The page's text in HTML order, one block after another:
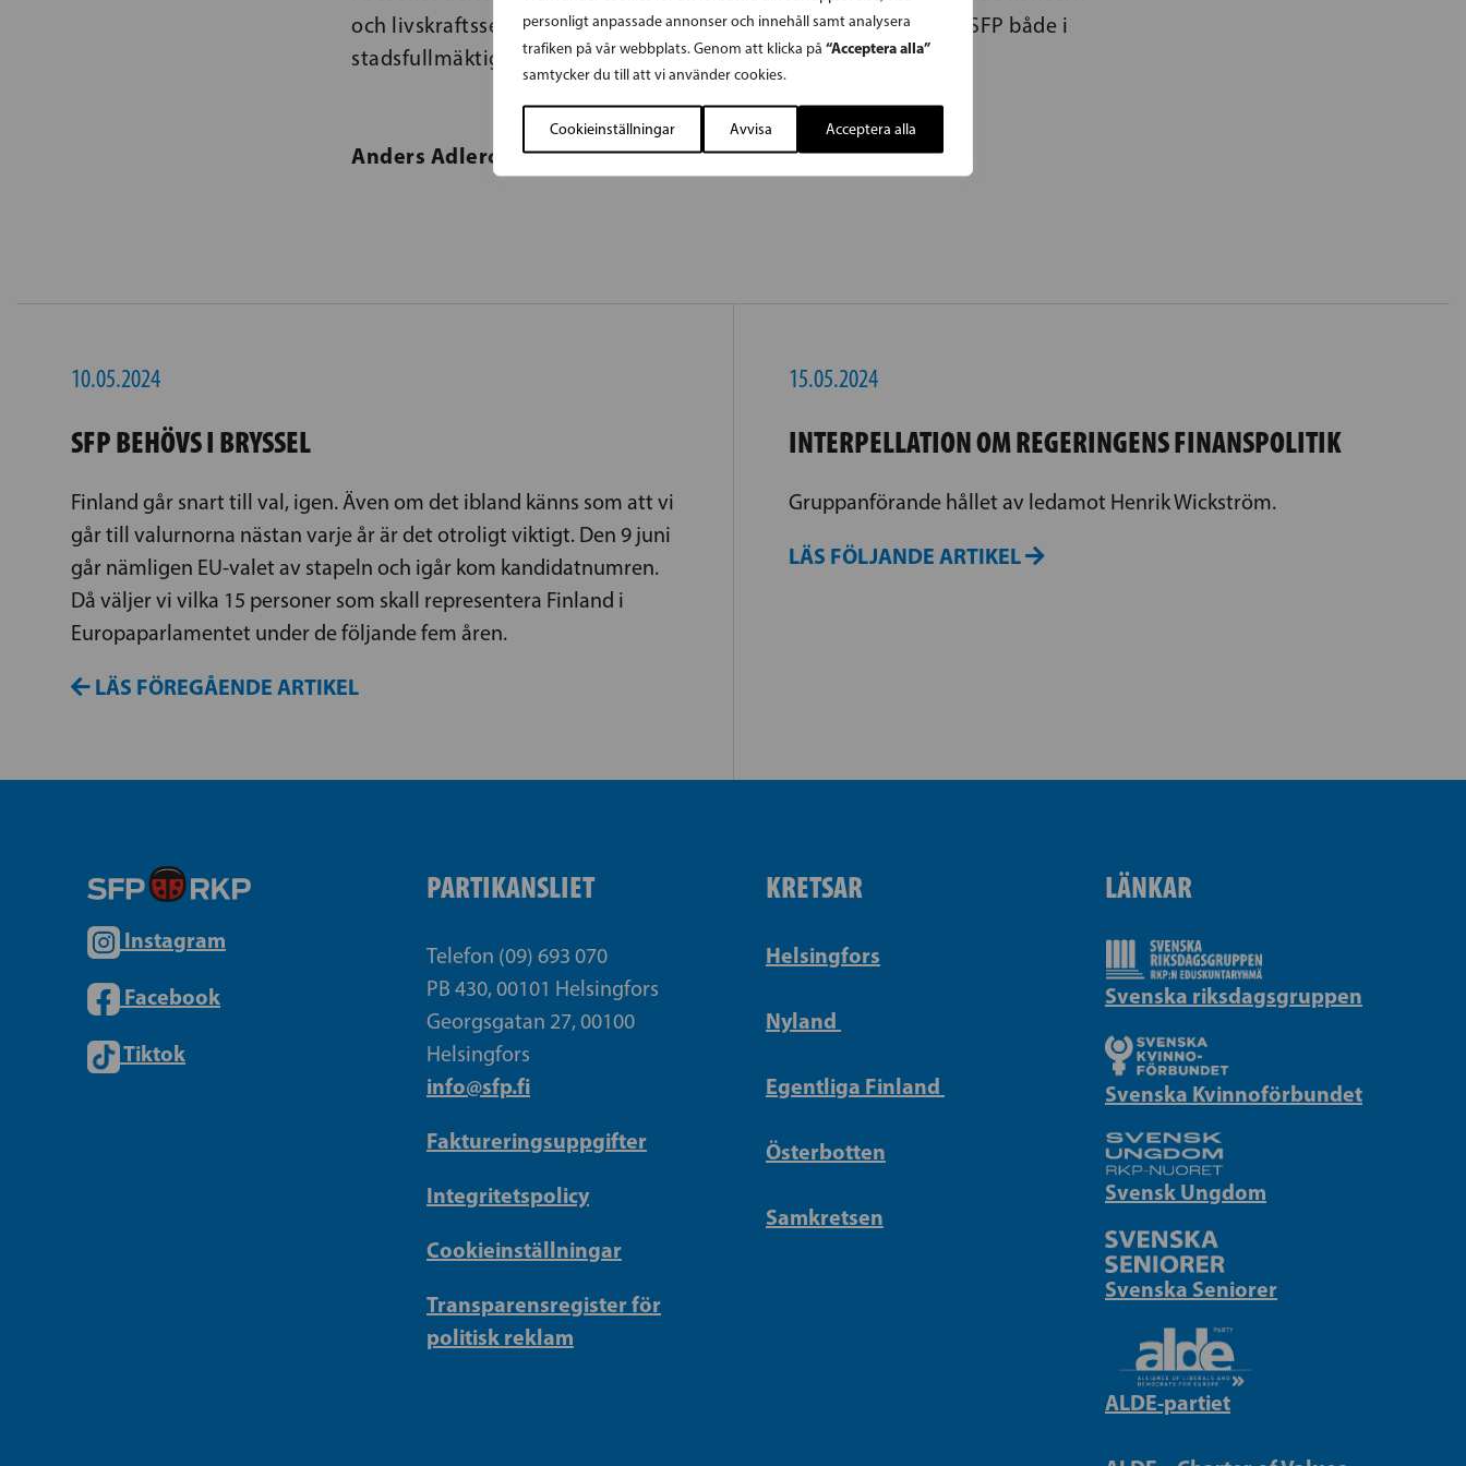
personligt anpassade annonser och innehåll samt analysera
trafiken på vår webbplats. Genom att klicka på “Acceptera alla”
samtycker du till att vi använder cookies.
Cookieinställningar Avvisa Acceptera alla
och livskraftssektionen i Sastamala där han också representerar SFP både i
stadsfullmäktige och stadsstyrelsen
Anders Adlercreutz
10.05.2024
SFP BEHÖVS I BRYSSEL
Finland går snart till val, igen. Även om det ibland känns som att vi
går till valurnorna nästan varje år är det otroligt viktigt. Den 9 juni
går nämligen EU-valet av stapeln och igår kom kandidatnumren.
Då väljer vi vilka 15 personer som skall representera Finland i
Europaparlamentet under de följande fem åren.
LÄS FÖREGÅENDE ARTIKEL
15.05.2024
INTERPELLATION OM REGERINGENS FINANSPOLITIK
Gruppanförande hållet av ledamot Henrik Wickström.
LÄS FÖLJANDE ARTIKEL
Instagram
Facebook
Tiktok
PARTIKANSLIET
Telefon (09) 693 070
PB 430, 00101 Helsingfors
Georgsgatan 27, 00100
Helsingfors
info@sfp.fi
Faktureringsuppgifter
Integritetspolicy
Cookieinställningar
Transparensregister för
politisk reklam
KRETSAR
Helsingfors
Nyland
Egentliga Finland
Österbotten
Samkretsen
LÄNKAR
Svenska riksdagsgruppen
Svenska Kvinnoförbundet
Svensk Ungdom
Svenska Seniorer
ALDE-partiet